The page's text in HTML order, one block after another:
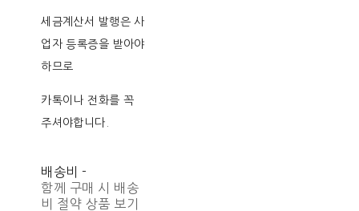
세금계산서 발행은 사
업자 등록증을 받아야
하므로
카톡이나 전화를 꼭
주셔야합니다.
배송비 -
함께 구매 시 배송
비 절약 상품 보기